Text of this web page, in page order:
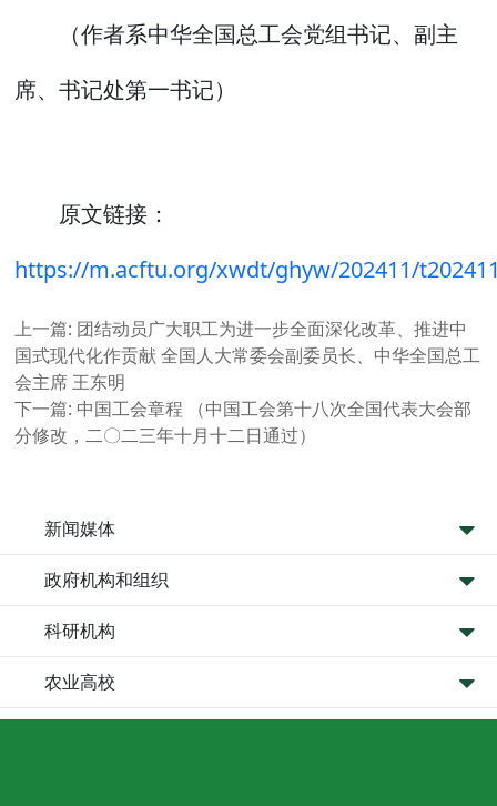
（作者系中华全国总工会党组书记、副主
席、书记处第一书记）
原文链接：
https://m.acftu.org/xwdt/ghyw/202411/
上一篇: 团结动员广大职工为进一步全面深化改革、推进中
国式现代化作贡献 全国人大常委会副委员长、中华全国总工
会主席 王东明
下一篇: 中国工会章程 （中国工会第十八次全国代表大会部
分修改，二〇二三年十月十二日通过）
新闻媒体
政府机构和组织
科研机构
农业高校